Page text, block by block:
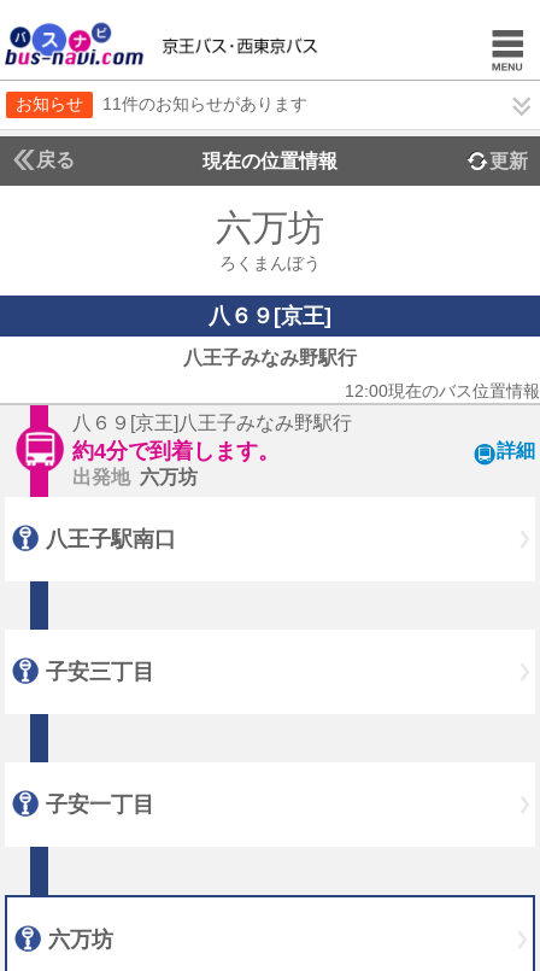
お知らせ 11件のお知らせがあります
戻る 現在の位置情報 更新
六万坊
ろくまんぼう
八６９[京王]
八王子みなみ野駅行
12:00現在のバス位置情報
八６９[京王]八王子みなみ野駅行
約4分で到着します。
出発地 六万坊
詳細
八王子駅南口
子安三丁目
子安一丁目
六万坊